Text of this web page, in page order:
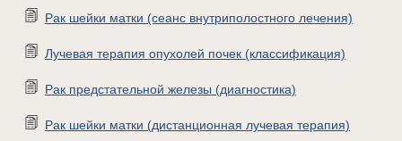
Рак шейки матки (сеанс внутриполостного лечения)
Лучевая терапия опухолей почек (классификация)
Рак предстательной железы (диагностика)
Рак шейки матки (дистанционная лучевая терапия)